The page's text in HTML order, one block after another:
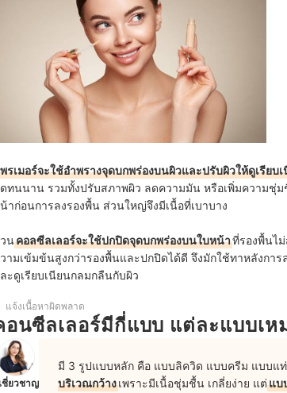
รเมอร์จะใช้อำพรางจุดบกพร่องบนผิวและปรับผิวให้ดูเรียบ
ทนนาน รวมทั้งปรับสภาพผิว ลดความมัน หรือเพิ่มความชุ่ม
าก่อนการลงรองพื้น ส่วนใหญ่จึงมีเนื้อที่เบาบาง
นคอลซีลเลอร์จะใช้ปกปิดจุดบกพร่องบนใบหน้าที่รองพื้นไ
ามเข้มข้นสูงกว่ารองพื้นและปกปิดได้ดี จึงมักใช้ทาหลังกา
ะดูเรียบเนียนกลมกลืนกับผิว
แจ้งเนื้อหาผิดพลาด
อนซีลเลอร์มีกี่แบบ แต่ละแบบเห
ชี่ยวชาญ
มี 3 รูปแบบหลัก คือ แบบลิควิด แบบครีม แบบแท่
บริเวณกว้างเพราะมีเนื้อชุ่มชื้น เกลี่ยง่าย แต่แบ